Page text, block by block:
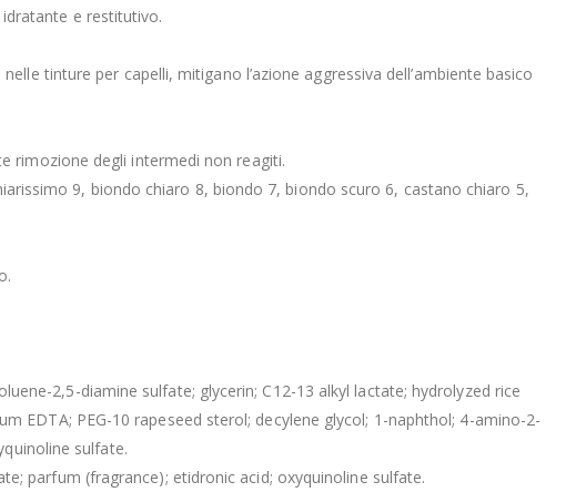
e restitutivo.
tinture per capelli, mitigano l’azione aggressiva dell’ambiente basico
rimozione degli intermedi non reagiti.
9, biondo chiaro 8, biondo 7, biondo scuro 6, castano chiaro 5,
2,5-diamine sulfate; glycerin; C12-13 alkyl lactate; hydrolyzed rice
EDTA; PEG-10 rapeseed sterol; decylene glycol; 1-naphthol; 4-amino-2-
sulfate.
parfum (fragrance); etidronic acid; oxyquinoline sulfate.